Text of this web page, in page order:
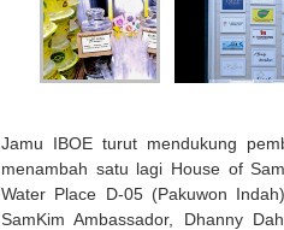
Jamu IBOE turut mendukung
menambah satu lagi House of
Water Place D-05 (Pakuwon
SamKim Ambassador, Dhanny